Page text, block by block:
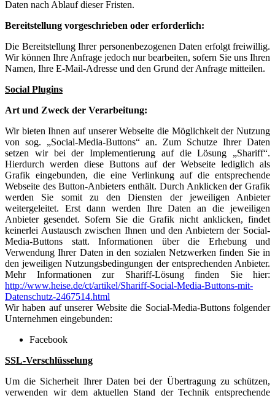
Daten nach Ablauf dieser Fristen.
Bereitstellung vorgeschrieben oder erforderlich:
Die Bereitstellung Ihrer personenbezogenen Daten erfolgt freiwillig.
Wir können Ihre Anfrage jedoch nur bearbeiten, sofern Sie uns Ihren
Namen, Ihre E-Mail-Adresse und den Grund der Anfrage mitteilen.
Social Plugins
Art und Zweck der Verarbeitung:
Wir bieten Ihnen auf unserer Webseite die Möglichkeit der Nutzung
von sog. „Social-Media-Buttons“ an. Zum Schutze Ihrer Daten
setzen wir bei der Implementierung auf die Lösung „Shariff“.
Hierdurch werden diese Buttons auf der Webseite lediglich als
Grafik eingebunden, die eine Verlinkung auf die entsprechende
Webseite des Button-Anbieters enthält. Durch Anklicken der Grafik
werden Sie somit zu den Diensten der jeweiligen Anbieter
weitergeleitet. Erst dann werden Ihre Daten an die jeweiligen
Anbieter gesendet. Sofern Sie die Grafik nicht anklicken, findet
keinerlei Austausch zwischen Ihnen und den Anbietern der Social-
Media-Buttons statt. Informationen über die Erhebung und
Verwendung Ihrer Daten in den sozialen Netzwerken finden Sie in
den jeweiligen Nutzungsbedingungen der entsprechenden Anbieter.
Mehr Informationen zur Shariff-Lösung finden Sie hier:
http://www.heise.de/ct/artikel/Shariff-Social-Media-Buttons-mit-
Datenschutz-2467514.html
Wir haben auf unserer Website die Social-Media-Buttons folgender
Unternehmen eingebunden:
Facebook
SSL-Verschlüsselung
Um die Sicherheit Ihrer Daten bei der Übertragung zu schützen,
verwenden wir dem aktuellen Stand der Technik entsprechende